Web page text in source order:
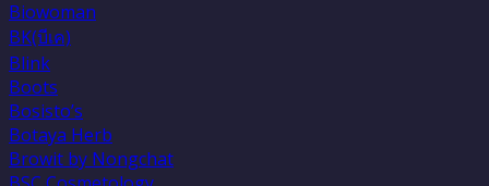
Biowoman
BK(บีเค)
Blink
Boots
Bosisto’s
Botaya Herb
Browit by Nongchat